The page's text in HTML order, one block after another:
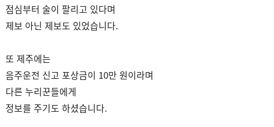
점심부터 술이 팔리고 있다며
제보 아닌 제보도 있었습니다.
또 제주에는
음주운전 신고 포상금이 10만 원이라며
다른 누리꾼들에게
정보를 주기도 하셨습니다.